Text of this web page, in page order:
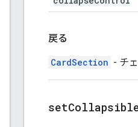
戻る
CardSection - チ